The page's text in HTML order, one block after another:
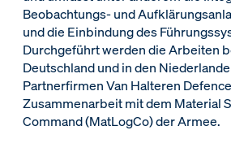
Beobachtungs- und
und die Einbindung des
Durchgeführt werden die Arbeiten
Deutschland und in den
Partnerfirmen Van Halteren
Zusammenarbeit mit dem Material
Command (MatLogCo) der Armee.